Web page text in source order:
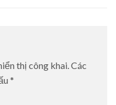
thị công khai.Các
*